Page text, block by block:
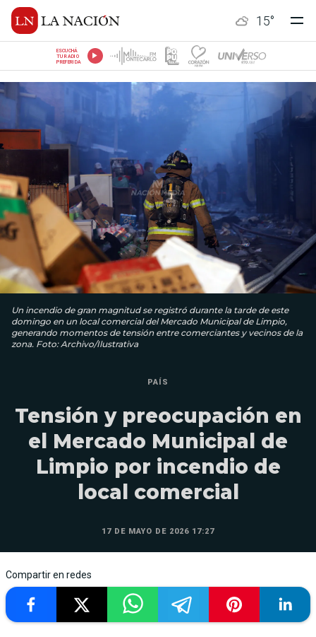
15°
ESCUCHÁ
TU RADIO
PREFERIDA
Un incendio de gran magnitud se registró durante la tarde de este
domingo en un local comercial del Mercado Municipal de Limpio,
generando momentos de tensión entre comerciantes y vecinos de la
zona. Foto: Archivo/Ilustrativa
PAÍS
Tensión y preocupación en
el Mercado Municipal de
Limpio por incendio de
local comercial
17 DE MAYO DE 2026 17:27
Compartir en redes